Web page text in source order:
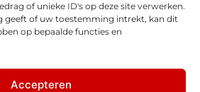
of unieke ID's op deze site verwerken.
geeft of uw toestemming intrekt, kan dit
op bepaalde functies en
Accepteren